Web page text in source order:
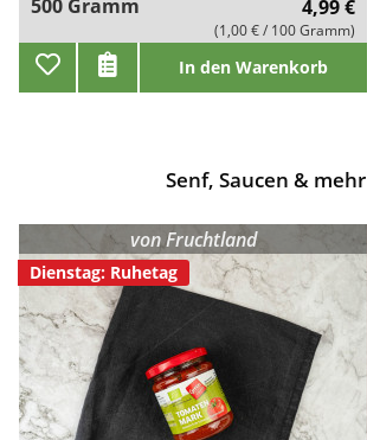
500 Gramm
4,99 €
(1,00 € / 100 Gramm)
In den Warenkorb
Senf, Saucen & mehr
Dienstag: Ruhetag
vonFruchtland